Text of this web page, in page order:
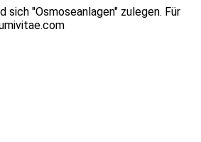
"Osmoseanlagen" zulegen. Für